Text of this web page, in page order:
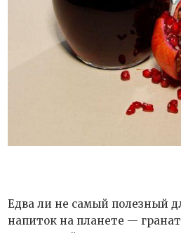
Едва ли не самый полезный
напиток на планете —